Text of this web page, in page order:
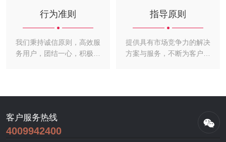
行为准则
我们秉持诚信原则，高效服
务用户，团结一心，积极进
指导原则
提供具有市场竞争力的解决
方案与服务，不断为客户创
客户服务热线
4009942400